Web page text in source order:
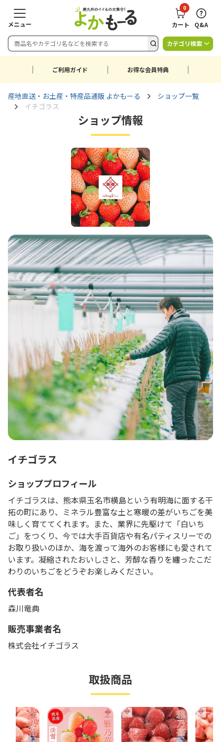
メニュー
0
カート Q&A
カテゴリ検索
ご利用ガイド お得な会員特典
産地直送・お土産・特産品通販 よかもーる
ショップ一覧
イチゴラス
ショップ情報
イチゴラス
ショッププロフィール
イチゴラスは、熊本県玉名市横島という有明海に面する干
拓の町にあり、ミネラル豊富な土と寒暖の差がいちごを美
味しく育ててくれます。また、業界に先駆けて「白いち
ご」をつくり、今では大手百貨店や有名パティスリーでの
お取り扱いのほか、海を渡って海外のお客様にも愛されて
います。凝縮されたおいしさと、芳醇な香りを纏ったこだ
わりのいちごをどうぞお楽しみください。
代表者名
森川竜典
販売事業者名
株式会社イチゴラス
取扱商品